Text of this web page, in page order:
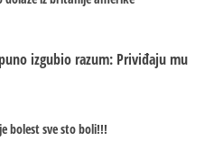
izgubio razum: Priviđaju mu
bolest sve sto boli!!!